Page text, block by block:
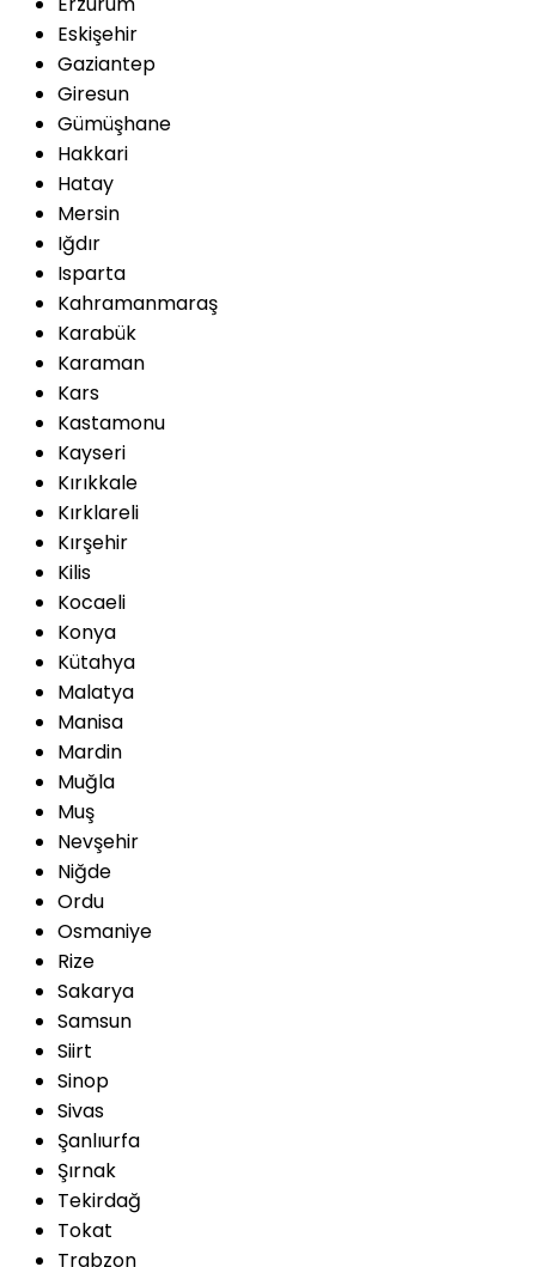
Eskişehir
Gaziantep
Giresun
Gümüşhane
Hakkari
Hatay
Mersin
Iğdır
Isparta
Kahramanmaraş
Karabük
Karaman
Kars
Kastamonu
Kayseri
Kırıkkale
Kırklareli
Kırşehir
Kilis
Kocaeli
Konya
Kütahya
Malatya
Manisa
Mardin
Muğla
Muş
Nevşehir
Niğde
Ordu
Osmaniye
Rize
Sakarya
Samsun
Siirt
Sinop
Sivas
Şanlıurfa
Şırnak
Tekirdağ
Tokat
Trabzon